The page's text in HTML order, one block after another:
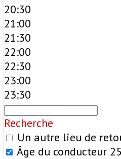
20:30
21:00
21:30
22:00
22:30
23:00
23:30
Recherche
Un autre lieu de
Âge du conducteur